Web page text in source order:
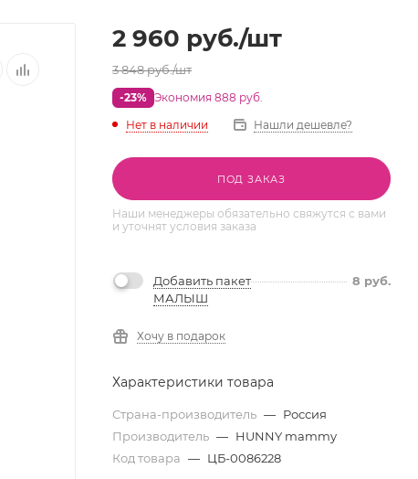
2 960 руб./шт
3 848руб./шт
-23% Экономия 888 руб.
Нет в наличии
Нашли дешевле?
ПОД ЗАКАЗ
Наши менеджеры обязательно свяжутся с вами
и уточнят условия заказа
Добавить пакет
МАЛЫШ
8 руб.
Хочу в подарок
Характеристики товара
Страна-производитель — Россия
Производитель — HUNNY mammy
Код товара — ЦБ-0086228